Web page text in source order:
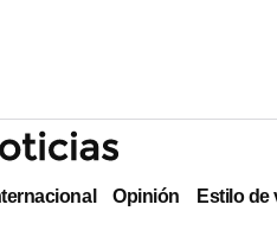
Opinión Estilo de